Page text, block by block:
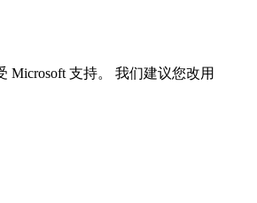
Microsoft 支持。
我们建议您改用